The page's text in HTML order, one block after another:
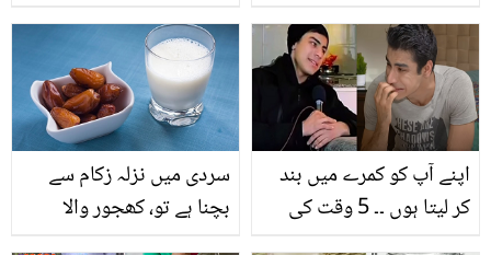
بڑے حادثے سے بچ گئیں؟
دیکھئے ویڈیو
نئے آشیانے کی ویڈیو
بناڈالی
سردی میں نزلہ زکام سے
بچنا ہے تو، کھجور والا
اپنے آپ کو کمرے میں بند
کر لیتا ہوں ۔۔ 5 وقت کی